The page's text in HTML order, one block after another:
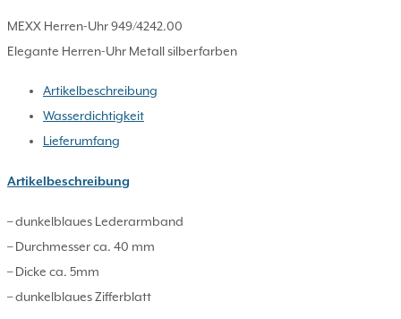
MEXX Herren-Uhr 949/4242.00
Elegante Herren-Uhr Metall silberfarben
Artikelbeschreibung
Wasserdichtigkeit
Lieferumfang
Artikelbeschreibung
– dunkelblaues Lederarmband
– Durchmesser ca. 40 mm
– Dicke ca. 5mm
– dunkelblaues Zifferblatt